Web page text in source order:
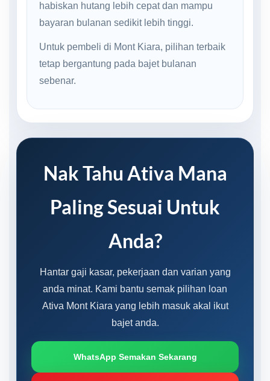
habiskan hutang lebih cepat dan mampu
bayaran bulanan sedikit lebih tinggi.
Untuk pembeli di Mont Kiara, pilihan terbaik
tetap bergantung pada bajet bulanan
sebenar.
Nak Tahu Ativa Mana
Paling Sesuai Untuk
Anda?
Hantar gaji kasar, pekerjaan dan varian yang
anda minat. Kami bantu semak pilihan loan
Ativa Mont Kiara yang lebih masuk akal ikut
bajet anda.
WhatsApp Semakan Sekarang